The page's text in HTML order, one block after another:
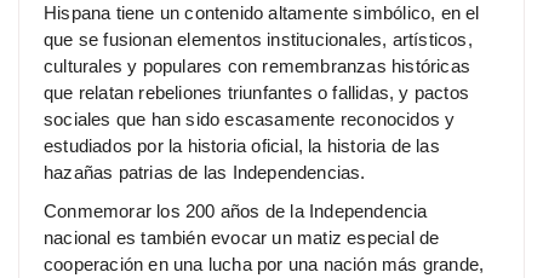
Hispana tiene un contenido altamente simbólico, en el
que se fusionan elementos institucionales, artísticos,
culturales y populares con remembranzas históricas
que relatan rebeliones triunfantes o fallidas, y pactos
sociales que han sido escasamente reconocidos y
estudiados por la historia oficial, la historia de las
hazañas patrias de las Independencias.
Conmemorar los 200 años de la Independencia
nacional es también evocar un matiz especial de
cooperación en una lucha por una nación más grande,